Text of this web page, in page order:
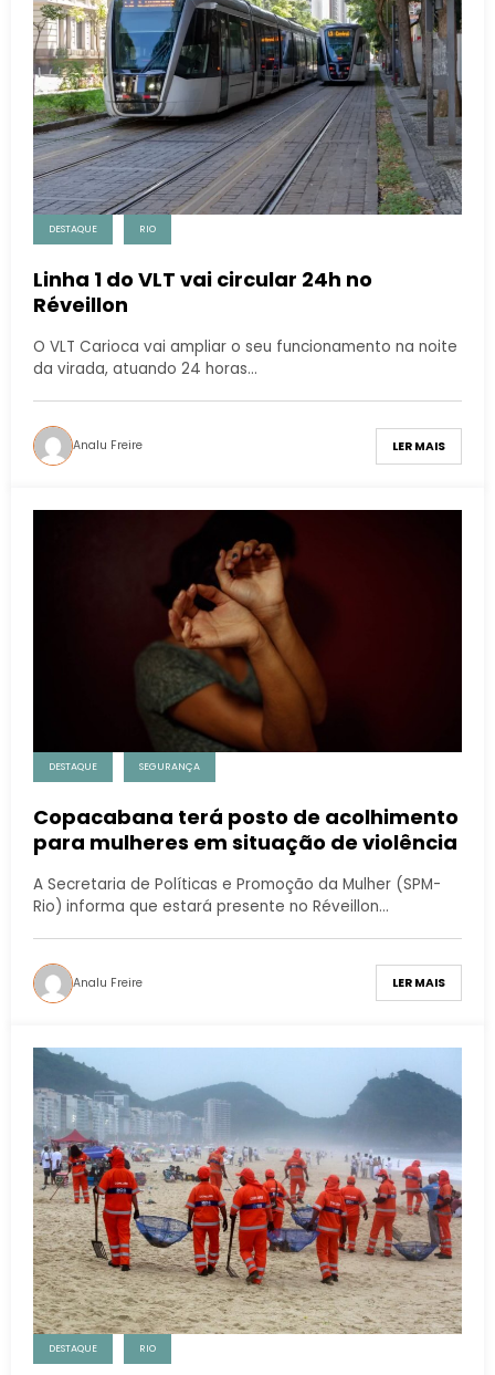
DESTAQUE RIO
Linha 1 do VLT vai circular 24h no
Réveillon
O VLT Carioca vai ampliar o seu funcionamento na noite
da virada, atuando 24 horas…
Analu Freire LER MAIS
DESTAQUE SEGURANÇA
Copacabana terá posto de acolhimento
para mulheres em situação de violência
A Secretaria de Políticas e Promoção da Mulher (SPM-
Rio) informa que estará presente no Réveillon…
Analu Freire LER MAIS
DESTAQUE RIO